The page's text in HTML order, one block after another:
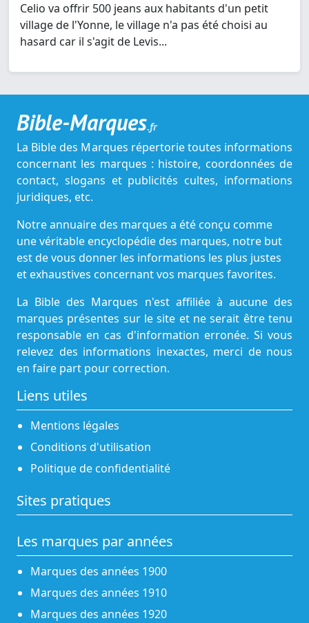
Celio va offrir 500 jeans aux habitants d'un petit
village de l'Yonne, le village n'a pas été choisi au
hasard car il s'agit de Levis...
Bible-Marques.fr
La Bible des Marques répertorie toutes informations
concernant les marques : histoire, coordonnées de
contact, slogans et publicités cultes, informations
juridiques, etc.
Notre annuaire des marques a été conçu comme
une véritable encyclopédie des marques, notre but
est de vous donner les informations les plus justes
et exhaustives concernant vos marques favorites.
La Bible des Marques n'est affiliée à aucune des
marques présentes sur le site et ne serait être tenu
responsable en cas d'information erronée. Si vous
relevez des informations inexactes, merci de nous
en faire part pour correction.
Liens utiles
Mentions légales
Conditions d'utilisation
Politique de confidentialité
Sites pratiques
Les marques par années
Marques des années 1900
Marques des années 1910
Marques des années 1920